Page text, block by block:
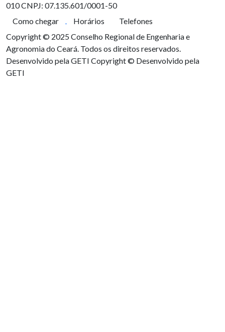
010CNPJ: 07.135.601/0001-50
Como chegar
Horários
Telefones
Copyright © 2025 Conselho Regional de Engenharia e
Agronomia do Ceará. Todos os direitos reservados.
Desenvolvido pela GETI Copyright © Desenvolvido pela
GETI